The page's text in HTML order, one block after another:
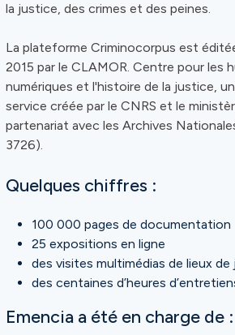
la justice, des crimes et des peines.
La plateforme Criminocorpus est
2015 par le CLAMOR. Centre pour les
numériques et l'histoire de la justice,
service créée par le CNRS et le
partenariat avec les Archives
3726).
Quelques chiffres :
100 000 pages de documentation
25 expositions en ligne
des visites multimédias de lieux
des centaines d’heures
Emencia a été en charge de :